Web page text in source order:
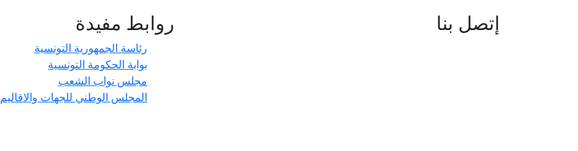
إتصل بنا روابط مفيدة
رئاسة الجمهورية التونسية
بوابة الحكومة التونسية
مجلس نواب الشعب
المجلس الوطني للجهات والاقاليم